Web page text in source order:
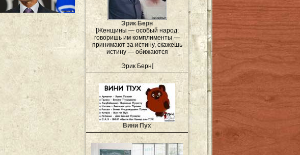
Эрик Берн
[Женщины — особый народ:
говоришь им комплименты —
принимают за истину, скажешь
истину — обижаются
Эрик Берн]
Вини Пух